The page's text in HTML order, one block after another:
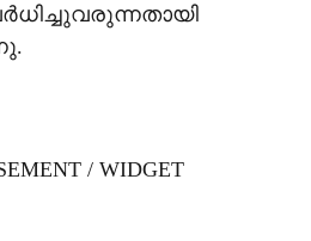
/ WIDGET